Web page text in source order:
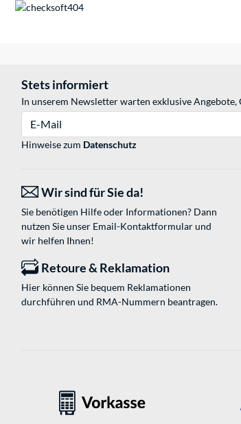
Stets informiert
In unserem Newsletter warten exklusive
Hinweise zum Datenschutz
Wir sind für Sie da!
Sie benötigen Hilfe oder Informationen? Dann
nutzen Sie unser Email-Kontaktformularund
wir helfen Ihnen!
Retoure & Reklamation
Hier können Sie bequem Reklamationen
durchführen und RMA-Nummern beantragen.